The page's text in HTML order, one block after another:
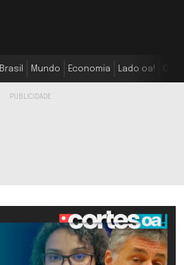
Brasil Mundo Economia Lado oa!